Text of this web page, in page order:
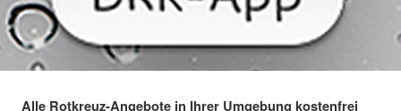
Alle Rotkreuz-Angebote in Ihrer Umgebung kostenfrei